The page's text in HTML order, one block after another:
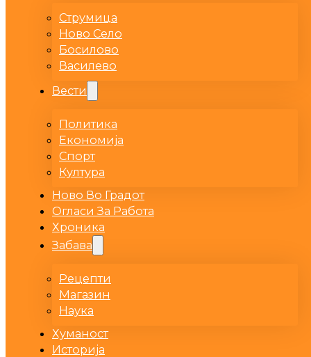
Струмица
Ново Село
Босилово
Василево
Вести
Политика
Економија
Спорт
Култура
Ново Во Градот
Огласи За Работа
Хроника
Забава
Рецепти
Магазин
Наука
Хуманост
Историја